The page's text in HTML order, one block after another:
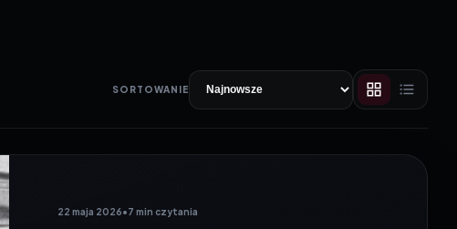
SORTOWANIE
22 maja 2026•7 min czytania